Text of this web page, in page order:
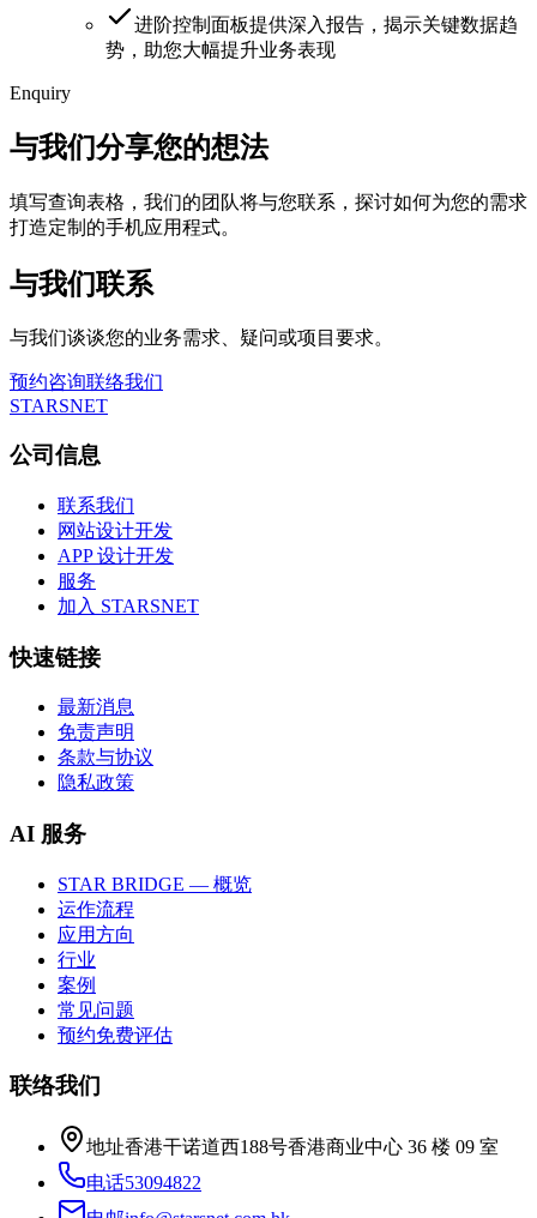
进阶控制面板提供深入报告，揭示关键数据趋
势，助您大幅提升业务表现
Enquiry
与我们分享您的想法
填写查询表格，我们的团队将与您联系，探讨如何为您的需求
打造定制的手机应用程式。
与我们联系
与我们谈谈您的业务需求、疑问或项目要求。
预约咨询联络我们
STARSNET
公司信息
联系我们
网站设计开发
APP 设计开发
服务
加入 STARSNET
快速链接
最新消息
免责声明
条款与协议
隐私政策
AI 服务
STAR BRIDGE — 概览
运作流程
应用方向
行业
案例
常见问题
预约免费评估
联络我们
地址香港干诺道西188号香港商业中心 36 楼 09 室
电话53094822